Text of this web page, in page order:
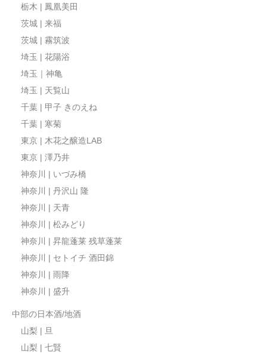
栃木 | 鳳凰美田
茨城 | 来福
茨城 | 霧筑波
埼玉 | 花陽浴
埼玉｜神亀
埼玉 | 天覧山
千葉 | 甲子 きのえね
千葉 | 寒菊
東京 | 木花之醸造LAB
東京 | 澤乃井
神奈川 | いづみ橋
神奈川 | 丹沢山 隆
神奈川 | 天青
神奈川 | 松みどり
神奈川 | 昇龍蓬莱 残草蓬莱
神奈川 | セトイチ 酒田錦
神奈川 | 雨降
神奈川 | 盛升
中部の日本酒/地酒
山梨 | 旦
山梨 | 七賢